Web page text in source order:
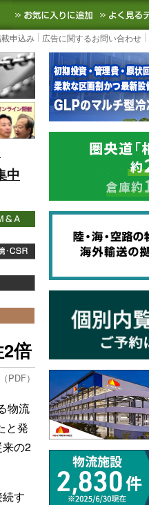
外の最新の物流ニュース
お気に入
申込み 広告に関するお問い合わせ
中
倍
PDF）
物流
と発
の2
す